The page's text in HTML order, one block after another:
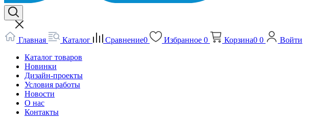
Главная Каталог Сравнение0 Избранное 0 Корзина0 0
Войти
Каталог товаров
Новинки
Дизайн-проекты
Условия работы
Новости
О нас
Контакты